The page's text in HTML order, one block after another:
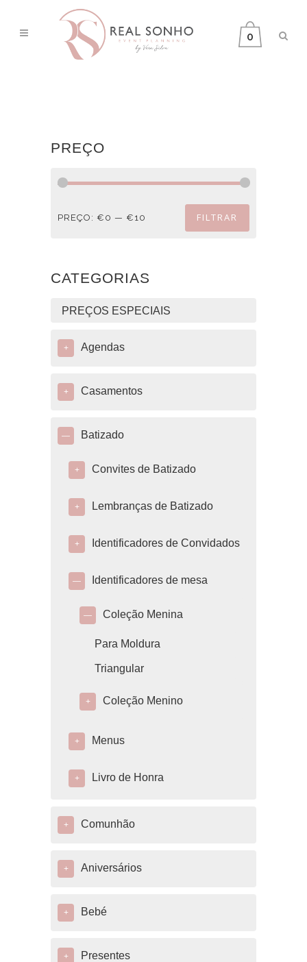
0
PREÇO
FILTRAR
PREÇO: €0 — €10
CATEGORIAS
PREÇOS ESPECIAIS
+ Agendas
+ Casamentos
— Batizado
+ Convites de Batizado
+ Lembranças de Batizado
+ Identificadores de Convidados
— Identificadores de mesa
— Coleção Menina
Para Moldura
Triangular
+ Coleção Menino
+ Menus
+ Livro de Honra
+ Comunhão
+ Aniversários
+ Bebé
+ Presentes